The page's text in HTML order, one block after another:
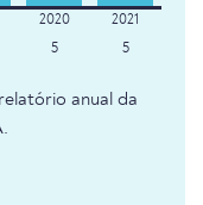
5 5
anual da